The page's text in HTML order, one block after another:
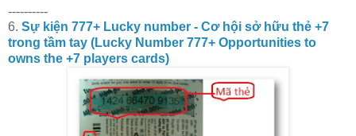
----------
6. Sự kiện 777+ Lucky number - Cơ hội sở hữu thẻ +7
trong tầm tay (Lucky Number 777+ Opportunities to
owns the +7 players cards)